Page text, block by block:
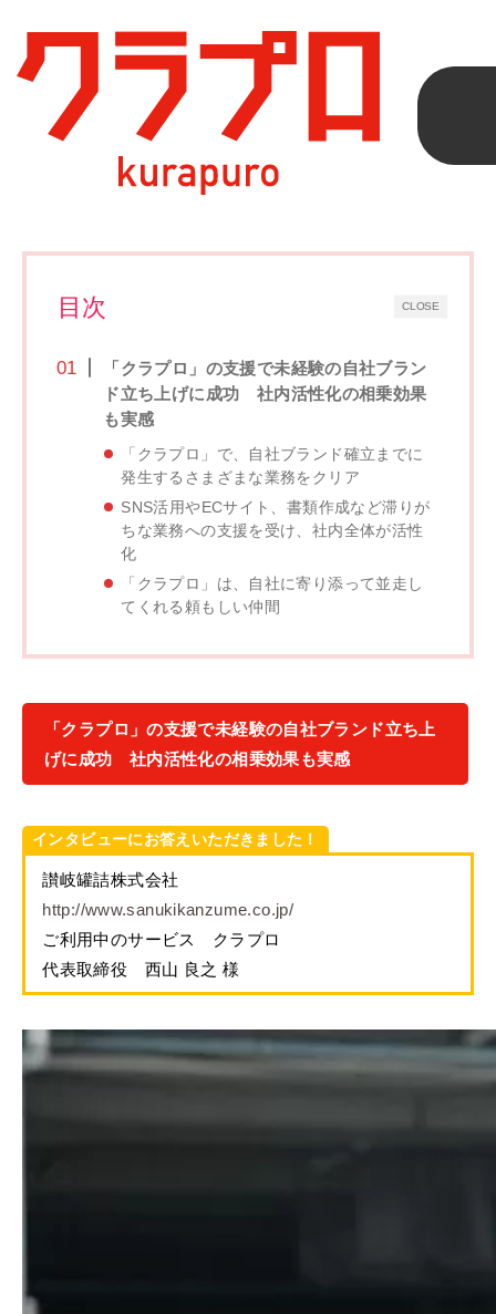
クラプロ 導入事例 讃岐罐詰株式会社様
讃岐罐詰株式会社様
CLOSE
目次
「クラプロ」の支援で未経験の自社ブラン
ド立ち上げに成功 社内活性化の相乗効果
も実感
「クラプロ」で、自社ブランド確立までに
発生するさまざまな業務をクリア
SNS活用やECサイト、書類作成など滞りが
ちな業務への支援を受け、社内全体が活性
化
「クラプロ」は、自社に寄り添って並走し
てくれる頼もしい仲間
「クラプロ」の支援で未経験の自社ブランド立ち上
げに成功 社内活性化の相乗効果も実感
インタビューにお答えいただきました！
讃岐罐詰株式会社
http://www.sanukikanzume.co.jp/
ご利用中のサービス クラプロ
代表取締役 西山 良之 様